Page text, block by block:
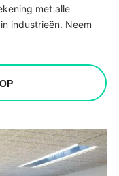
met alle
industrieën. Neem